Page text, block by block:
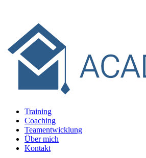
Training
Coaching
Teamentwicklung
Über mich
Kontakt